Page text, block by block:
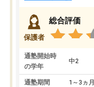
保護者
総合評価
通塾開始時
の学年
中2
通塾期間 1～3ヵ月